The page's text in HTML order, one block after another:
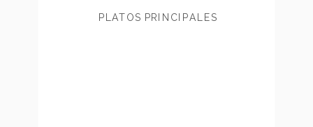
PLATOS PRINCIPALES